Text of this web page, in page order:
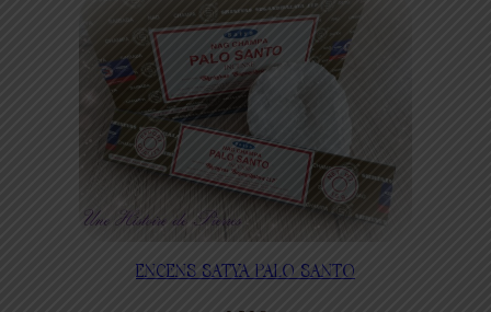
ENCENS SATYA PALO SANTO